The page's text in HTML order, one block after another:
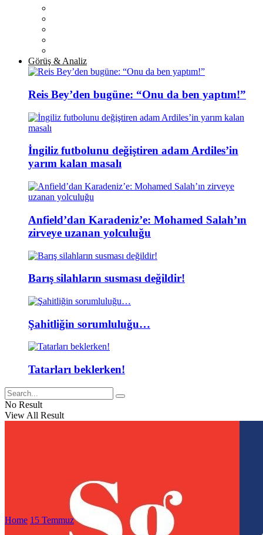
Görüş & Analiz
Reis Bey’den bugüne: “Onu da ben yaptım!”
İngiliz futbolunu değiştiren adam Ardiles’in
yarım kalan masalı
Anfield’dan Karadeniz’e: Mohamed Salah’ın
zirveye uzanan yolculuğu
Barış silahların susması değildir!
Şahitliğin sorumluluğu…
Tatarları beklerken!
No Result
View All Result
Home 15 Temmuz